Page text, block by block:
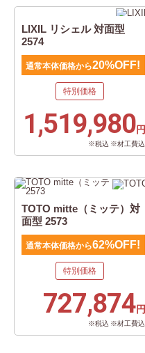
LIXIL リシェル 対面型
2574
通常本体価格から20%OFF!
特別価格
1,519,980円
※税込 ※材工費込
TOTO mitte（ミッテ）対
面型 2573
通常本体価格から62%OFF!
特別価格
727,874円
※税込 ※材工費込